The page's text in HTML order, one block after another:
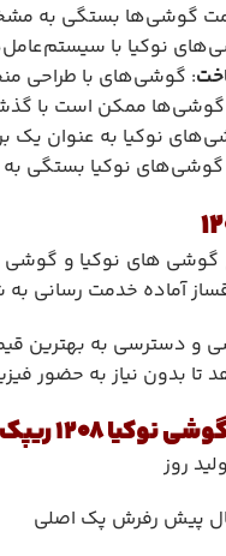
گوشی‌ها بستگی به
نوکیا با
: گوشی‌های با طراحی
ممکن است با
نوکیا به عنوان یک
نوکیا بستگی به
گوشی های نوکیا و
آماده خدمت رسانی به
و دسترسی به بهترین
تا بدون نیاز به حضور
1208 ریپک
روز